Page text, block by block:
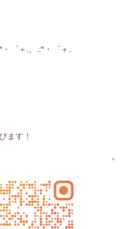
゜＋.。.:*・゜＋.
ます！